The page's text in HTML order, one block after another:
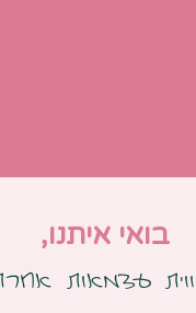
בואי איתנו,
עצמאות אחרת